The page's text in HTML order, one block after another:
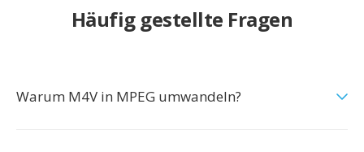
Häufig gestellte Fragen
Warum M4V in MPEG umwandeln?